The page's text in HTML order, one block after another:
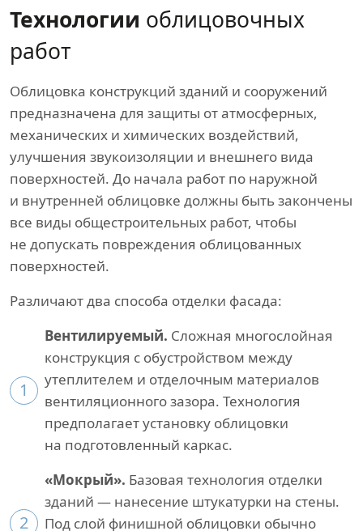
Технологии облицовочных
работ
Облицовка конструкций зданий и сооружений
предназначена для защиты от атмосферных,
механических и химических воздействий,
улучшения звукоизоляции и внешнего вида
поверхностей. До начала работ по наружной
и внутренней облицовке должны быть закончены
все виды общестроительных работ, чтобы
не допускать повреждения облицованных
поверхностей.
Различают два способа отделки фасада:
1
Вентилируемый. Сложная многослойная
конструкция с обустройством между
утеплителем и отделочным материалов
вентиляционного зазора. Технология
предполагает установку облицовки
на подготовленный каркас.
2
«Мокрый». Базовая технология отделки
зданий — нанесение штукатурки на стены.
Под слой финишной облицовки обычно